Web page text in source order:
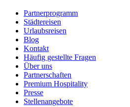
Partnerprogramm
Städtereisen
Urlaubsreisen
Blog
Kontakt
Häufig gestellte Fragen
Über uns
Partnerschaften
Premium Hospitality
Presse
Stellenangebote